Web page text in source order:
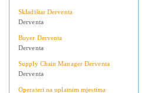
Skladištar Derventa
Derventa
Buyer Derventa
Derventa
Supply Chain Manager Derventa
Derventa
Operateri na uplatnim mjestima